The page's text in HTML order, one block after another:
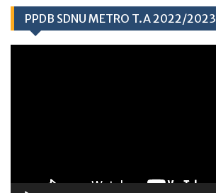
PPDB SDNU METRO T.A 2022/2023